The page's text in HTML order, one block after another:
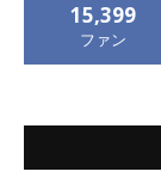
15,399
ファン